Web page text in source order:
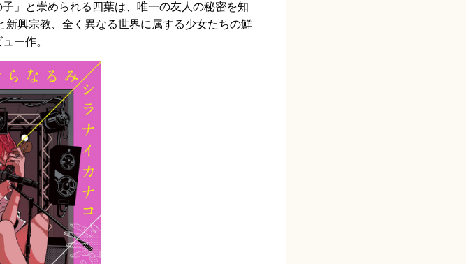
」と崇められる四葉は、唯一の友人の秘密を知
興宗教、全く異なる世界に属する少女たちの鮮
ー作。